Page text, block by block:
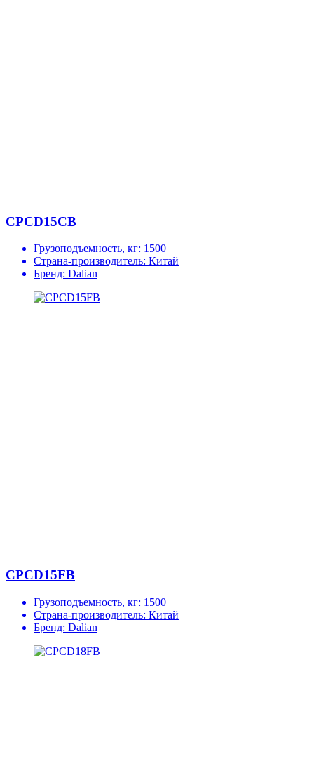
CPCD15CB
Грузоподъемность, кг: 1500
Страна-производитель: Китай
Бренд: Dalian
CPCD15FB
Грузоподъемность, кг: 1500
Страна-производитель: Китай
Бренд: Dalian